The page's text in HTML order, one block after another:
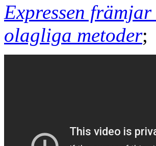
Expressen
olagliga metoder;